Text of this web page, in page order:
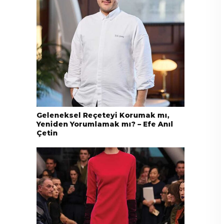
Geleneksel Reçeteyi Korumak mı,
Yeniden Yorumlamak mı? – Efe Anıl
Çetin